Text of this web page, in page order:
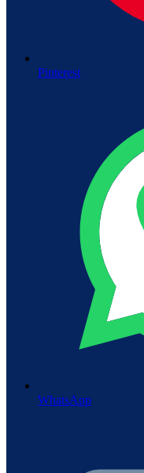
Pinterest
WhatsApp